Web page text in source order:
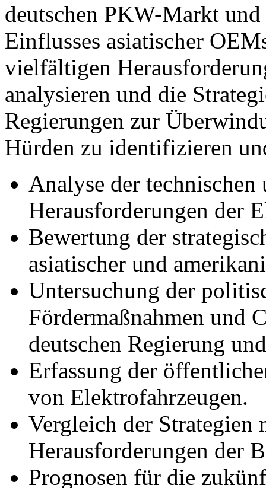
deutschen PKW-Markt
Einflusses asiatischer
vielfältigen
analysieren und die
Regierungen zur
Hürden zu identifizieren
Analyse der
Herausforderungen der
Bewertung der
asiatischer und
Untersuchung der
Fördermaßnahmen und
deutschen Regierung
Erfassung der
von Elektrofahrzeugen.
Vergleich der Strategien
Herausforderungen der
Prognosen für die